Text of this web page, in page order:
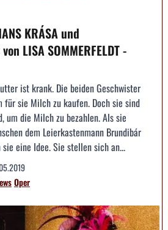
KRÁSA und
LISA SOMMERFELDT -
ist krank. Die beiden Geschwister
für sie Milch zu kaufen. Doch sie sind
um die Milch zu bezahlen. Als sie
dem Leierkastenmann Brundibár
sie eine Idee. Sie stellen sich an...
Oper